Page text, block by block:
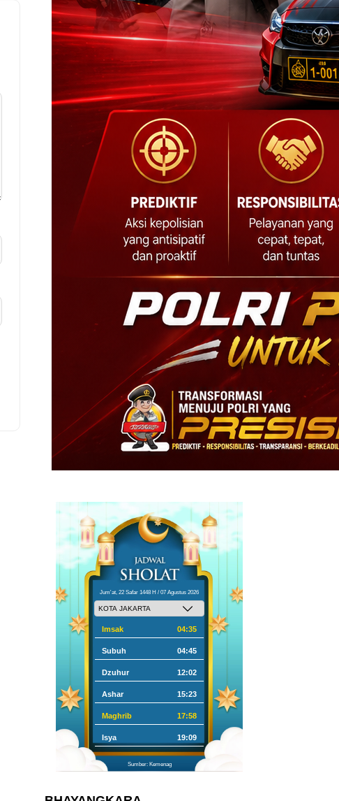
Jum'at, 22 Safar 1448 H / 07 Agustus 2026
Imsak 04:35
Subuh 04:45
Dzuhur 12:02
Ashar 15:23
Maghrib 17:58
Isya 19:09
Sumber: Kemenag